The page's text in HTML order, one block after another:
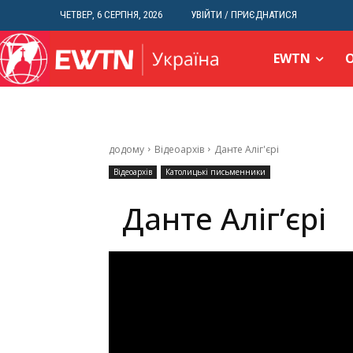
ЧЕТВЕР, 6 СЕРПНЯ, 2026 УВІЙТИ / ПРИЄДНАТИСЯ
EWTN
додому Відеоархів Данте Аліг'єрі
Відеоархів Католицькі письменники
Данте Аліг’єрі